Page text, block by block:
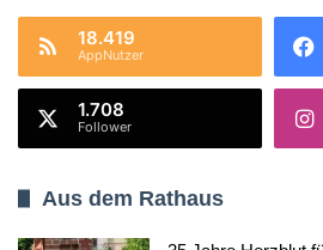
18.419
AppNutzer
1.708
Follower
Aus dem Rathaus